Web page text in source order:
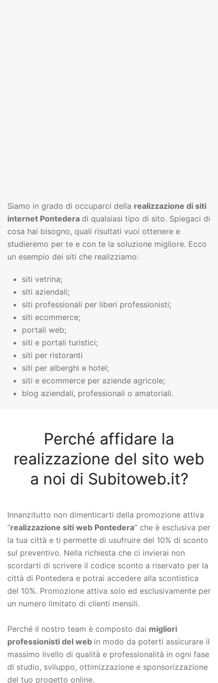
Siamo in grado di occuparci della realizzazione di siti
internet Pontedera di qualsiasi tipo di sito. Spiegaci di
cosa hai bisogno, quali risultati vuoi ottenere e
studieremo per te e con te la soluzione migliore. Ecco
un esempio dei siti che realizziamo:
siti vetrina;
siti aziendali;
siti professionali per liberi professionisti;
siti ecommerce;
portali web;
siti e portali turistici;
siti per ristoranti
siti per alberghi e hotel;
siti e ecommerce per aziende agricole;
blog aziendali, professionali o amatoriali.
Perché affidare la
realizzazione del sito web
a noi di Subitoweb.it?
Innanzitutto non dimenticarti della promozione attiva
“realizzazione siti web Pontedera” che è esclusiva per
la tua città e ti permette di usufruire del 10% di sconto
sul preventivo. Nella richiesta che ci invierai non
scordarti di scrivere il codice sconto a riservato per la
città di Pontedera e potrai accedere alla scontistica
del 10%. Promozione attiva solo ed esclusivamente per
un numero limitato di clienti mensili.
Perché il nostro team è composto dai migliori
professionisti del web in modo da poterti assicurare il
massimo livello di qualità e professionalità in ogni fase
di studio, sviluppo, ottimizzazione e sponsorizzazione
del tuo progetto online.